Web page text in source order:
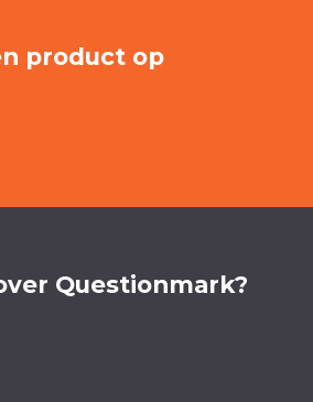
product op
Questionmark?